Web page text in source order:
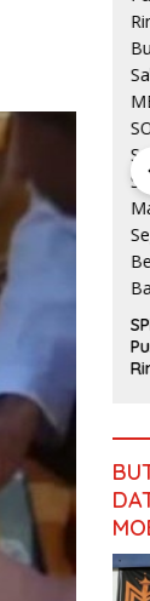
Bujang
Salurkan
MBG Sesuai
SOP,
Sugeng:
Seluruh
Makanan
Segar dan
Berbahan
Baku Baru